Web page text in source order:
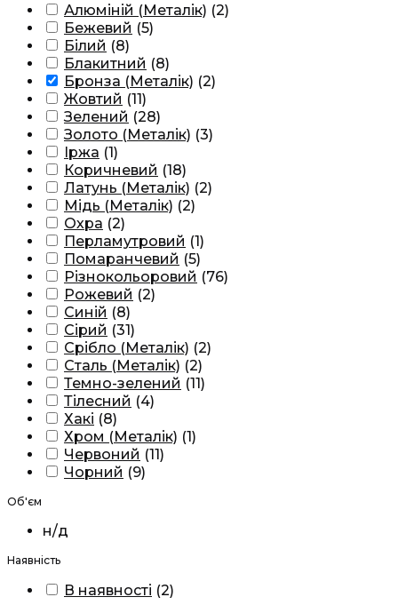
Алюміній (Металік) (2)
Бежевий (5)
Білий (8)
Блакитний (8)
Бронза (Металік) (2)
Жовтий (11)
Зелений (28)
Золото (Металік) (3)
Іржа (1)
Коричневий (18)
Латунь (Металік) (2)
Мідь (Металік) (2)
Охра (2)
Перламутровий (1)
Помаранчевий (5)
Різнокольоровий (76)
Рожевий (2)
Синій (8)
Сірий (31)
Срібло (Металік) (2)
Сталь (Металік) (2)
Темно-зелений (11)
Тілесний (4)
Хакі (8)
Хром (Металік) (1)
Червоний (11)
Чорний (9)
Об'єм
н/д
Наявність
В наявності (2)